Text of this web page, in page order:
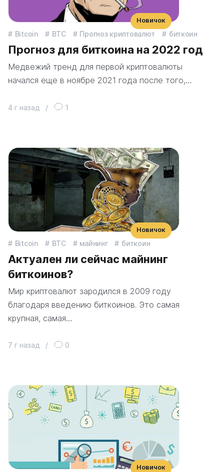
Bitcoin BTC Прогноз криптовалют биткоин
Прогноз для биткоина на 2022 год
Медвежий тренд для первой криптовалюты
начался еще в ноябре 2021 года после того,…
4 г назад / 1
Новичок
Bitcoin BTC майнинг биткоин
Актуален ли сейчас майнинг
биткоинов?
Мир криптовалют зародился в 2009 году
благодаря введению биткоинов. Это самая
крупная, самая…
7 г назад / 0
Новичок
Новичок